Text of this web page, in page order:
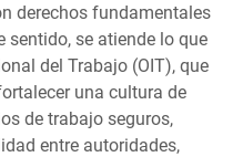
derechos fundamentales
sentido, se atiende lo que
del Trabajo (OIT), que
una cultura de
de trabajo seguros,
entre autoridades,